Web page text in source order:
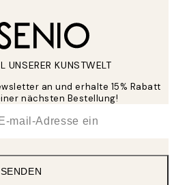
UNSERER KUNSTWELT
an und erhalte 15% Rabatt
nächsten Bestellung!
SENDEN